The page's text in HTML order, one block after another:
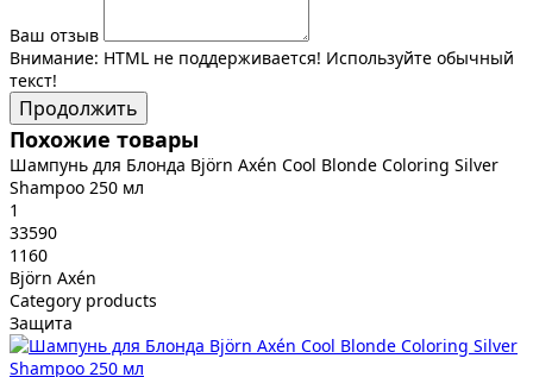
Ваш отзыв
Внимание: HTML не поддерживается! Используйте обычный
текст!
Продолжить
Похожие товары
Шампунь для Блонда Björn Axén Cool Blonde Coloring Silver
Shampoo 250 мл
1
33590
1160
Björn Axén
Category products
Защита